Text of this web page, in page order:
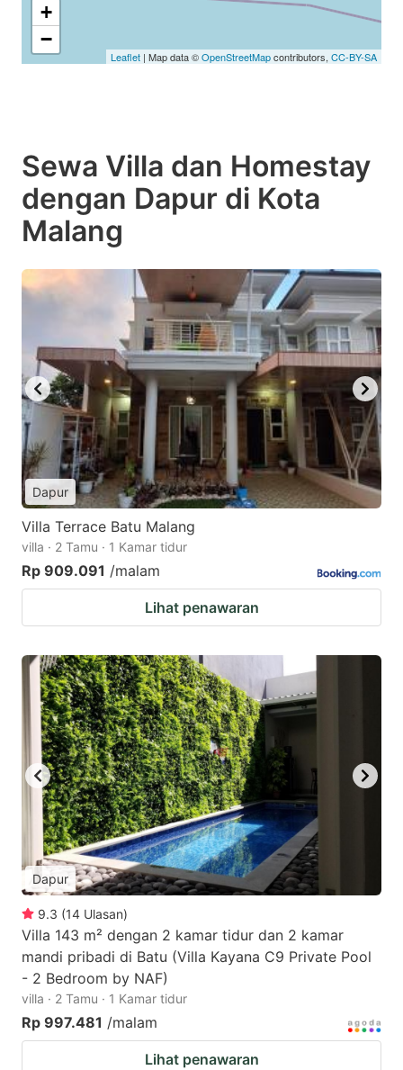
+
−
Leaflet | Map data ©OpenStreetMapcontributors, CC-BY-SA
Sewa Villa dan Homestay
dengan Dapur di Kota
Malang
Dapur
Villa Terrace Batu Malang
villa · 2 Tamu · 1 Kamar tidur
Rp 909.091 /malam
Lihat penawaran
Dapur
9.3 (14 Ulasan)
Villa 143 m² dengan 2 kamar tidur dan 2 kamar
mandi pribadi di Batu (Villa Kayana C9 Private Pool
- 2 Bedroom by NAF)
villa · 2 Tamu · 1 Kamar tidur
Rp 997.481 /malam
Lihat penawaran